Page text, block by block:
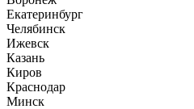
Екатеринбург
Челябинск
Ижевск
Казань
Киров
Краснодар
Минск